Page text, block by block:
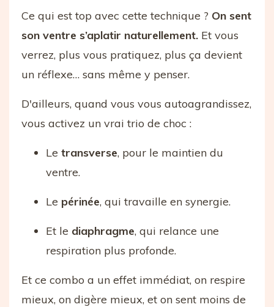
Ce qui est top avec cette technique ? On sent
son ventre s’aplatir naturellement. Et vous
verrez, plus vous pratiquez, plus ça devient
un réflexe… sans même y penser.
D'ailleurs, quand vous vous autoagrandissez,
vous activez un vrai trio de choc :
Le transverse, pour le maintien du
ventre.
Le périnée, qui travaille en synergie.
Et le diaphragme, qui relance une
respiration plus profonde.
Et ce combo a un effet immédiat, on respire
mieux, on digère mieux, et on sent moins de